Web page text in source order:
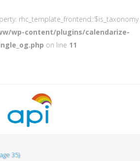
rhc_template_frontend::$is_taxonomy
wp-content/plugins/calendarize-
on line 11
35)